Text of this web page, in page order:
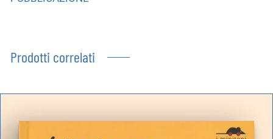
Prodotti correlati